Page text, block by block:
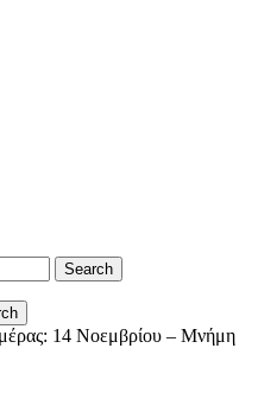
14 Νοεμβρίου – Μνήμη